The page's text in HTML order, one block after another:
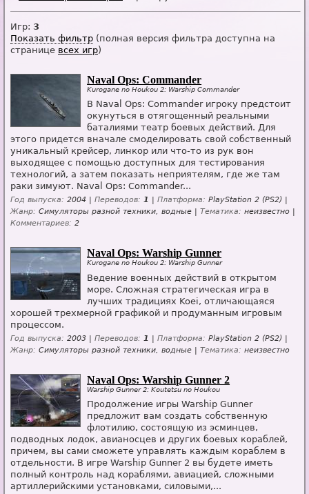
Игр: 3
Показать фильтр (полная версия фильтра доступна на
странице всех игр)
Naval Ops: Commander
Kurogane no Houkou 2: Warship Commander
В Naval Ops: Commander игроку предстоит
окунуться в отягощенный реальными
баталиями театр боевых действий. Для
этого придется вначале смоделировать свой собственный
уникальный крейсер, линкор или что-то из рук вон
выходящее с помощью доступных для тестирования
технологий, а затем показать неприятелям, где же там
раки зимуют. Naval Ops: Commander...
Год выпуска: 2004 | Переводов: 1 Платформа: PlayStation 2 (PS2) |
Жанр: Симуляторы разной техники, водные | Тематика: неизвестно |
Комментариев: 2
Naval Ops: Warship Gunner
Kurogane no Houkou 2: Warship Gunner
Ведение военных действий в открытом
море. Сложная стратегическая игра в
лучших традициях Koei, отличающаяся
хорошей трехмерной графикой и продуманным игровым
процессом.
Год выпуска: 2003 | Переводов: 1 | Платформа: PlayStation 2 (PS2) |
Жанр: Симуляторы разной техники, водные | Тематика: неизвестно
Naval Ops: Warship Gunner 2
Warship Gunner 2: Koutetsu no Houkou
Продолжение игры Warship Gunner
предложит вам создать собственную
флотилию, состоящую из эсминцев,
подводных лодок, авианосцев и других боевых кораблей,
причем, вы сами сможете управлять каждым кораблем в
отдельности. В игре Warship Gunner 2 вы будете иметь
полный контроль над кораблями, авиацией, сложными
артиллерийскими установками, силовыми,...